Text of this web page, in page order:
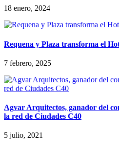
18 enero, 2024
Requena y Plaza transforma el
7 febrero, 2025
Agvar Arquitectos, ganador del
la red de Ciudades C40
5 julio, 2021